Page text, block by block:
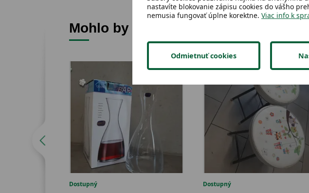
Mohlo by sa ti páčiť
Dostupný Dostupný
nastavíte blokovanie zápisu cookies do vášho
nemusia fungovať úplne korektne. Viac info k
Odmietnuť cookies